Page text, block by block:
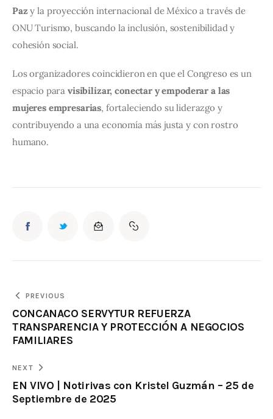
Paz y la proyección internacional de México a través de
ONU Turismo, buscando la inclusión, sostenibilidad y
cohesión social.
Los organizadores coincidieron en que el Congreso es un
espacio para visibilizar, conectar y empoderar a las
mujeres empresarias, fortaleciendo su liderazgo y
contribuyendo a una economía más justa y con rostro
humano.
PREVIOUS
CONCANACO SERVYTUR REFUERZA
TRANSPARENCIA Y PROTECCIÓN A NEGOCIOS
FAMILIARES
NEXT
EN VIVO | Notirivas con Kristel Guzmán – 25 de
Septiembre de 2025